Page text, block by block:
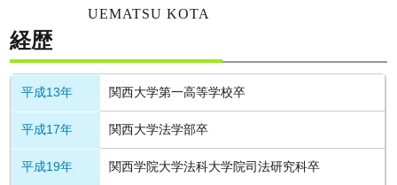
UEMATSU KOTA
経歴
平成13年 関西大学第一高等学校卒
平成17年 関西大学法学部卒
平成19年 関西学院大学法科大学院司法研究科卒